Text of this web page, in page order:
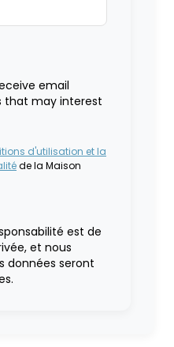
email
that may interest
d'utilisation et la
de la Maison
est de
et nous
données seront